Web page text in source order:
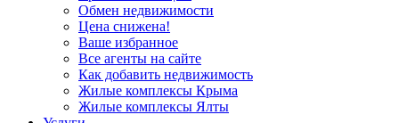
Обмен недвижимости
Цена снижена!
Ваше избранное
Все агенты на сайте
Как добавить недвижимость
Жилые комплексы Крыма
Жилые комплексы Ялты